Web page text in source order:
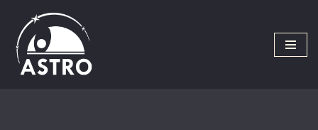
Saltar
al
contenido